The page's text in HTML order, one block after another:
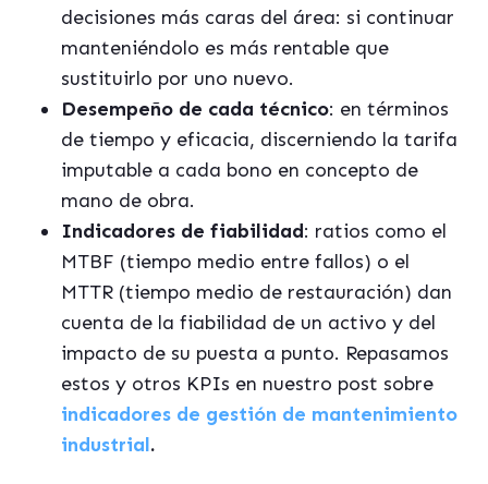
decisiones más caras del área: si continuar
manteniéndolo es más rentable que
sustituirlo por uno nuevo.
Desempeño de cada técnico: en términos
de tiempo y eficacia, discerniendo la tarifa
imputable a cada bono en concepto de
mano de obra.
Indicadores de fiabilidad: ratios como el
MTBF (tiempo medio entre fallos) o el
MTTR (tiempo medio de restauración) dan
cuenta de la fiabilidad de un activo y del
impacto de su puesta a punto. Repasamos
estos y otros KPIs en nuestro post sobre
indicadores de gestión de mantenimiento
industrial.